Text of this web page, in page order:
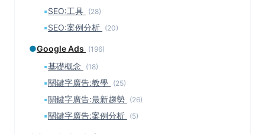
▪SEO:工具 (28)
▪SEO:案例分析 (20)
●Google Ads (196)
▪基礎概念 (18)
▪關鍵字廣告:教學 (25)
▪關鍵字廣告:最新趨勢 (26)
▪關鍵字廣告:案例分析 (5)